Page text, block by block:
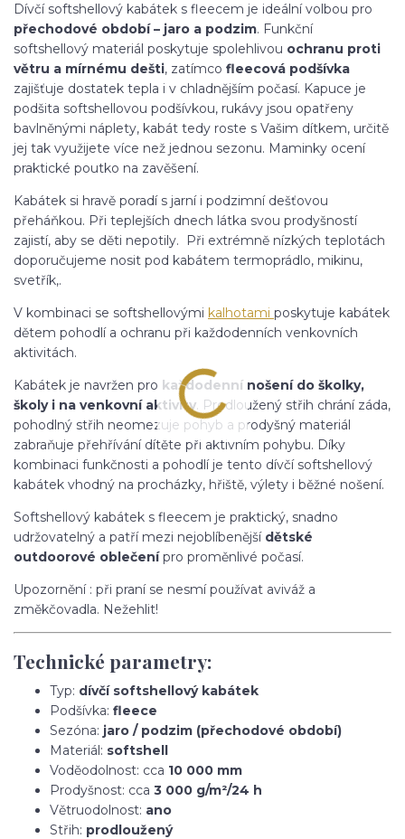
Dívčí softshellový kabátek s fleecem je ideální volbou pro
přechodové období – jaro a podzim. Funkční
softshellový materiál poskytuje spolehlivou ochranu proti
větru a mírnému dešti, zatímco fleecová podšívka
zajišťuje dostatek tepla i v chladnějším počasí. Kapuce je
podšita softshellovou podšívkou, rukávy jsou opatřeny
bavlněnými náplety, kabát tedy roste s Vašim dítkem, určitě
jej tak využijete více než jednou sezonu. Maminky ocení
praktické poutko na zavěšení.
Kabátek si hravě poradí s jarní i podzimní dešťovou
přeháňkou. Při teplejších dnech látka svou prodyšností
zajistí, aby se děti nepotily. Při extrémně nízkých teplotách
doporučujeme nosit pod kabátem termoprádlo, mikinu,
svetřík,.
V kombinaci se softshellovými kalhotami poskytuje kabátek
dětem pohodlí a ochranu při každodenních venkovních
aktivitách.
Kabátek je navržen pro každodenní nošení do školky,
školy i na venkovní aktivity. Prodloužený střih chrání záda,
pohodlný střih neomezuje pohyb a prodyšný materiál
zabraňuje přehřívání dítěte při aktivním pohybu. Díky
kombinaci funkčnosti a pohodlí je tento dívčí softshellový
kabátek vhodný na procházky, hřiště, výlety i běžné nošení.
Softshellový kabátek s fleecem je praktický, snadno
udržovatelný a patří mezi nejoblíbenější dětské
outdoorové oblečenípro proměnlivé počasí.
Upozornění : při praní se nesmí používat aviváž a
změkčovadla. Nežehlit!
Technické parametry:
Typ: dívčí softshellový kabátek
Podšívka: fleece
Sezóna: jaro / podzim (přechodové období)
Materiál: softshell
Voděodolnost: cca 10 000 mm
Prodyšnost: cca 3 000 g/m²/24 h
Větruodolnost: ano
Střih: prodloužený